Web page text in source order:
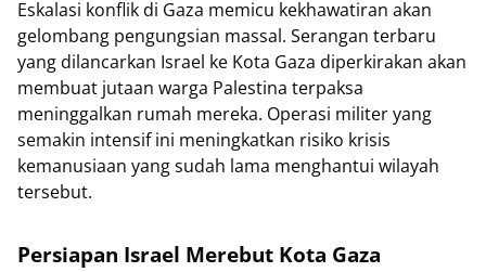
Eskalasi konflik di Gaza memicu kekhawatiran akan
gelombang pengungsian massal. Serangan terbaru
yang dilancarkan Israel ke Kota Gaza diperkirakan akan
membuat jutaan warga Palestina terpaksa
meninggalkan rumah mereka. Operasi militer yang
semakin intensif ini meningkatkan risiko krisis
kemanusiaan yang sudah lama menghantui wilayah
tersebut.
Persiapan Israel Merebut Kota Gaza